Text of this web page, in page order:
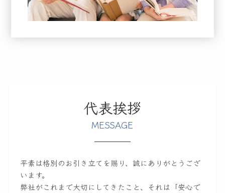
代表挨拶
MESSAGE
平素は格別のお引き立てを賜り、誠にありがとうござ
います。
弊社がこれまで大切にしてきたこと、それは「安心で